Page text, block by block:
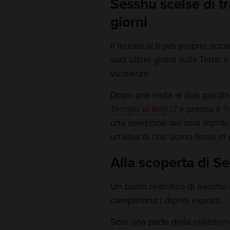
Sesshu scelse di
giorni
Il museo si trova proprio
suoi ultimi giorni sulla Terra;
vicinanze.
Dopo una visita ai due
Tempio di Ikoji
e presso il
una selezione dei suoi
un'idea di che uomo fosse in
Alla scoperta di
Un busto realistico di
completano i dipinti esposti.
Solo una parte della